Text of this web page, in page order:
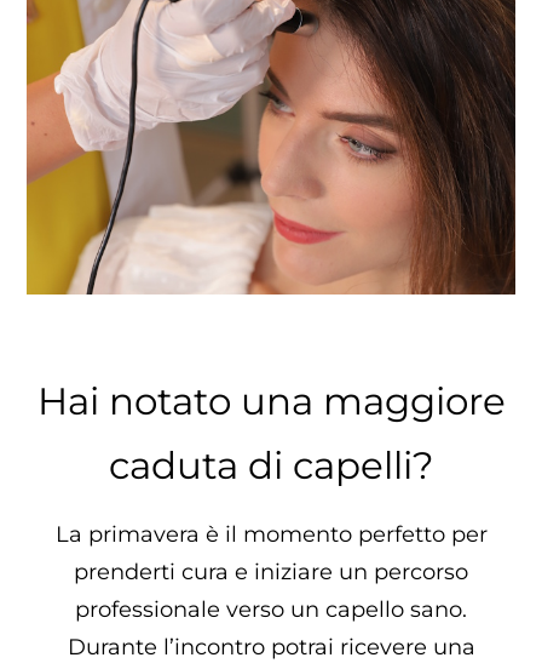
Hai notato una maggiore
caduta di capelli?
La primavera è il momento perfetto per
prenderti cura e iniziare un percorso
professionale verso un capello sano.
Durante l’incontro potrai ricevere una